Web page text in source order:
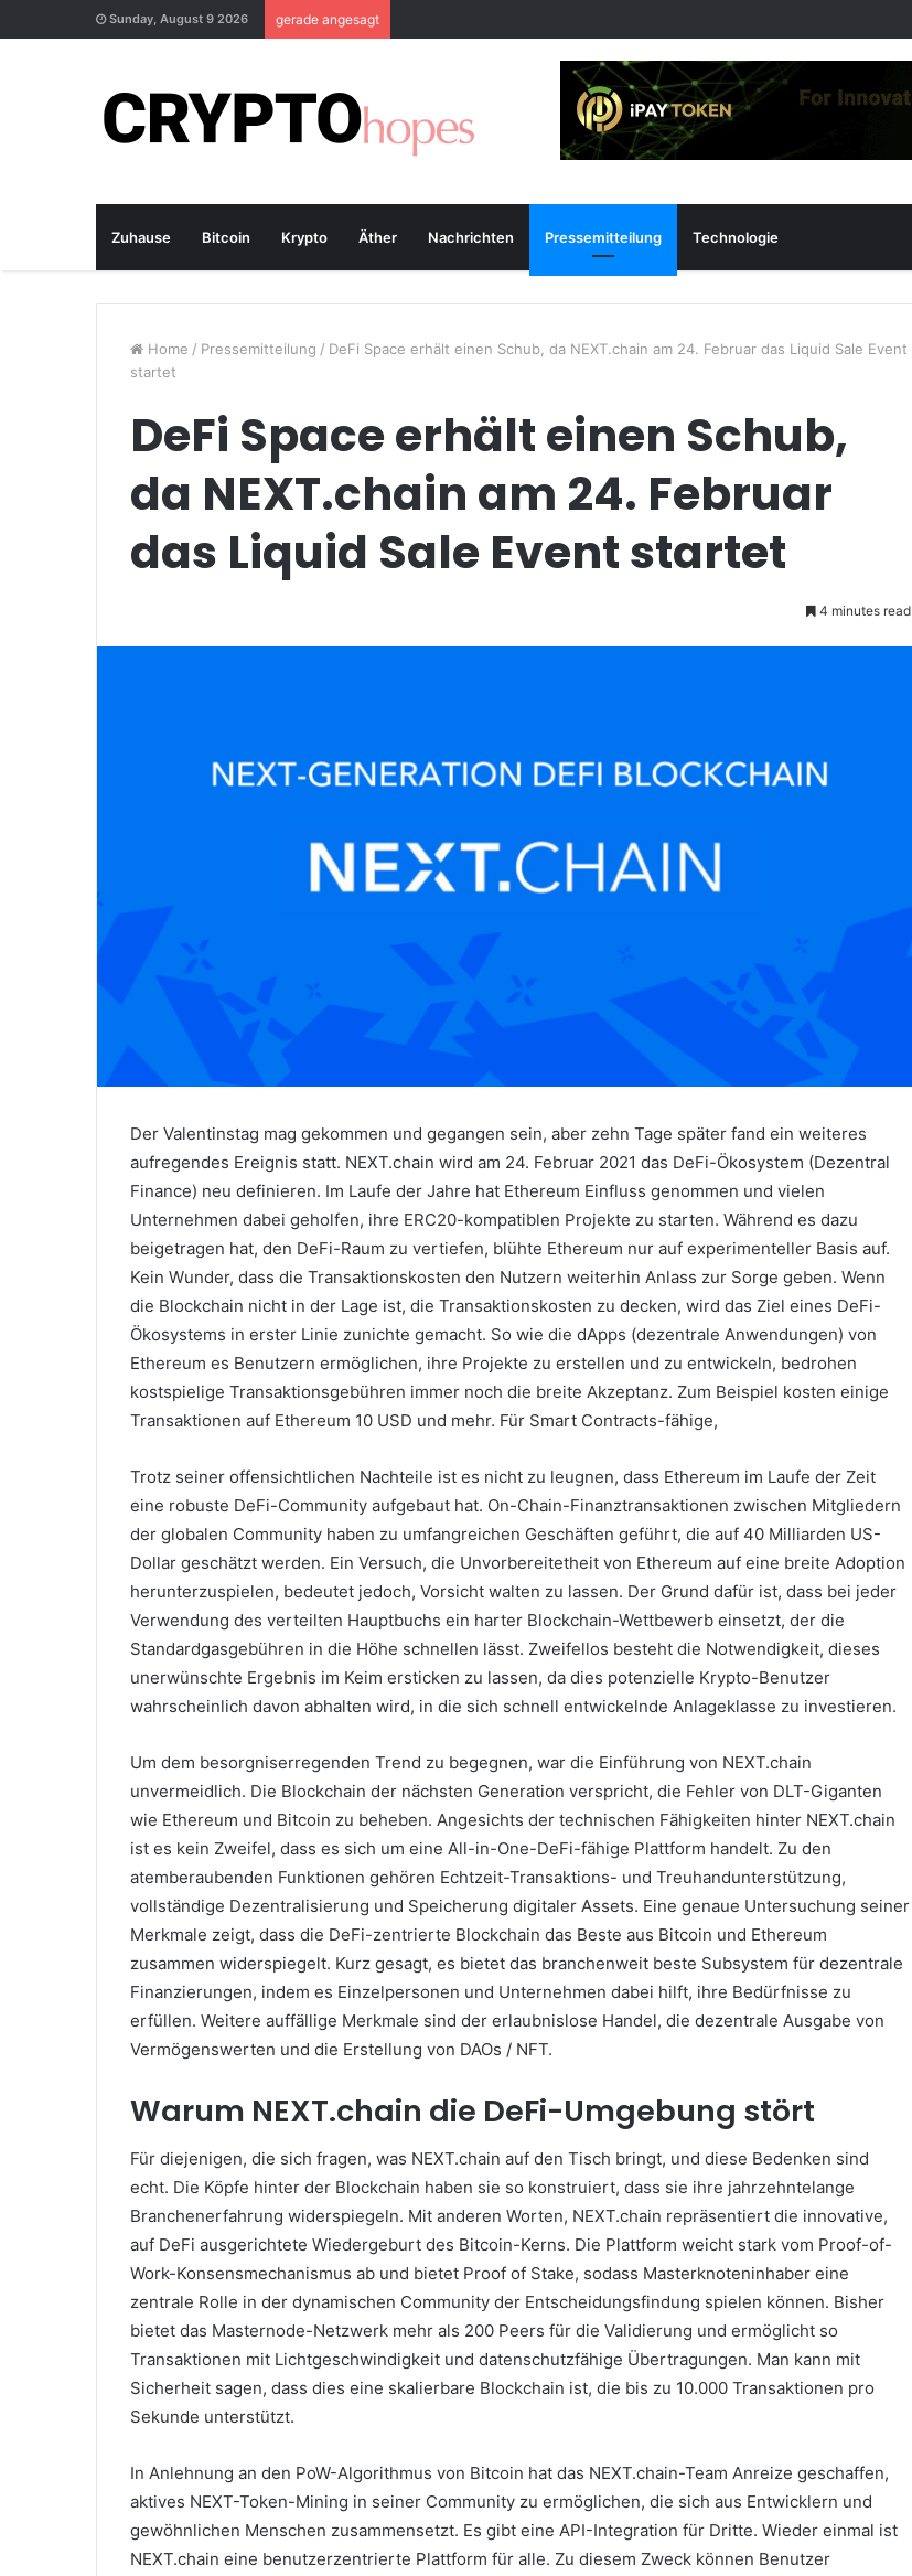
Sunday, August 9 2026 gerade angesagt
Zuhause Bitcoin Krypto Äther Nachrichten Pressemitteilung Technologie
Home / Pressemitteilung / DeFi Space erhält einen Schub, da NEXT.chain am 24. Februar das Liquid Sale Event
startet
DeFi Space erhält einen Schub,
da NEXT.chain am 24. Februar
das Liquid Sale Event startet
4 minutes read
Der Valentinstag mag gekommen und gegangen sein, aber zehn Tage später fand ein weiteres
aufregendes Ereignis statt. NEXT.chain wird am 24. Februar 2021 das DeFi-Ökosystem (Dezentral
Finance) neu definieren. Im Laufe der Jahre hat Ethereum Einfluss genommen und vielen
Unternehmen dabei geholfen, ihre ERC20-kompatiblen Projekte zu starten. Während es dazu
beigetragen hat, den DeFi-Raum zu vertiefen, blühte Ethereum nur auf experimenteller Basis auf.
Kein Wunder, dass die Transaktionskosten den Nutzern weiterhin Anlass zur Sorge geben. Wenn
die Blockchain nicht in der Lage ist, die Transaktionskosten zu decken, wird das Ziel eines DeFi-
Ökosystems in erster Linie zunichte gemacht. So wie die dApps (dezentrale Anwendungen) von
Ethereum es Benutzern ermöglichen, ihre Projekte zu erstellen und zu entwickeln, bedrohen
kostspielige Transaktionsgebühren immer noch die breite Akzeptanz. Zum Beispiel kosten einige
Transaktionen auf Ethereum 10 USD und mehr. Für Smart Contracts-fähige,
Trotz seiner offensichtlichen Nachteile ist es nicht zu leugnen, dass Ethereum im Laufe der Zeit
eine robuste DeFi-Community aufgebaut hat. On-Chain-Finanztransaktionen zwischen Mitgliedern
der globalen Community haben zu umfangreichen Geschäften geführt, die auf 40 Milliarden US-
Dollar geschätzt werden. Ein Versuch, die Unvorbereitetheit von Ethereum auf eine breite Adoption
herunterzuspielen, bedeutet jedoch, Vorsicht walten zu lassen. Der Grund dafür ist, dass bei jeder
Verwendung des verteilten Hauptbuchs ein harter Blockchain-Wettbewerb einsetzt, der die
Standardgasgebühren in die Höhe schnellen lässt. Zweifellos besteht die Notwendigkeit, dieses
unerwünschte Ergebnis im Keim ersticken zu lassen, da dies potenzielle Krypto-Benutzer
wahrscheinlich davon abhalten wird, in die sich schnell entwickelnde Anlageklasse zu investieren.
Um dem besorgniserregenden Trend zu begegnen, war die Einführung von NEXT.chain
unvermeidlich. Die Blockchain der nächsten Generation verspricht, die Fehler von DLT-Giganten
wie Ethereum und Bitcoin zu beheben. Angesichts der technischen Fähigkeiten hinter NEXT.chain
ist es kein Zweifel, dass es sich um eine All-in-One-DeFi-fähige Plattform handelt. Zu den
atemberaubenden Funktionen gehören Echtzeit-Transaktions- und Treuhandunterstützung,
vollständige Dezentralisierung und Speicherung digitaler Assets. Eine genaue Untersuchung seiner
Merkmale zeigt, dass die DeFi-zentrierte Blockchain das Beste aus Bitcoin und Ethereum
zusammen widerspiegelt. Kurz gesagt, es bietet das branchenweit beste Subsystem für dezentrale
Finanzierungen, indem es Einzelpersonen und Unternehmen dabei hilft, ihre Bedürfnisse zu
erfüllen. Weitere auffällige Merkmale sind der erlaubnislose Handel, die dezentrale Ausgabe von
Vermögenswerten und die Erstellung von DAOs / NFT.
Warum NEXT.chain die DeFi-Umgebung stört
Für diejenigen, die sich fragen, was NEXT.chain auf den Tisch bringt, und diese Bedenken sind
echt. Die Köpfe hinter der Blockchain haben sie so konstruiert, dass sie ihre jahrzehntelange
Branchenerfahrung widerspiegeln. Mit anderen Worten, NEXT.chain repräsentiert die innovative,
auf DeFi ausgerichtete Wiedergeburt des Bitcoin-Kerns. Die Plattform weicht stark vom Proof-of-
Work-Konsensmechanismus ab und bietet Proof of Stake, sodass Masterknoteninhaber eine
zentrale Rolle in der dynamischen Community der Entscheidungsfindung spielen können. Bisher
bietet das Masternode-Netzwerk mehr als 200 Peers für die Validierung und ermöglicht so
Transaktionen mit Lichtgeschwindigkeit und datenschutzfähige Übertragungen. Man kann mit
Sicherheit sagen, dass dies eine skalierbare Blockchain ist, die bis zu 10.000 Transaktionen pro
Sekunde unterstützt.
In Anlehnung an den PoW-Algorithmus von Bitcoin hat das NEXT.chain-Team Anreize geschaffen,
aktives NEXT-Token-Mining in seiner Community zu ermöglichen, die sich aus Entwicklern und
gewöhnlichen Menschen zusammensetzt. Es gibt eine API-Integration für Dritte. Wieder einmal ist
NEXT.chain eine benutzerzentrierte Plattform für alle. Zu diesem Zweck können Benutzer